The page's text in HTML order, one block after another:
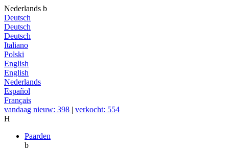
Nederlands b
Deutsch
Deutsch
Deutsch
Italiano
Polski
English
English
Nederlands
Español
Français
vandaag nieuw: 398 | verkocht: 554
H
Paarden
b